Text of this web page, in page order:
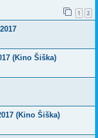
1 2
(Kino Šiška)
(Kino Šiška)